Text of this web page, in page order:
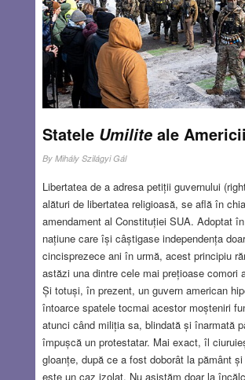
de 14-15 ani. Părea că vorbeau cu toții, dar
dat, fata a ridicat vocea și pe un ton
a preluat disputa și a început să turuie ceva
urmărit și punctat la fiecare zece secunde
pu*a mea”, asociată pentru efect dramatic,
desfacere a brațelor cu palmele întoarse în
FEB 5, 2026
Statele Umiliteale Americii
By Mihály Szilágyi Gál
Libertatea de a adresa petiții guvernului
alături de libertatea religioasă, se află în
amendament al Constituției SUA. Adoptat
națiune care își câștigase independența doar
cincisprezece ani în urmă, acest principiu
astăzi una dintre cele mai prețioase comori
Și totuși, în prezent, un guvern american
întoarce spatele tocmai acestor moșteniri
atunci când miliția sa, blindată și înarmată
împușcă un protestatar. Mai exact, îl
gloanțe, după ce a fost doborât la pământ
este un caz izolat. Nu asistăm doar la